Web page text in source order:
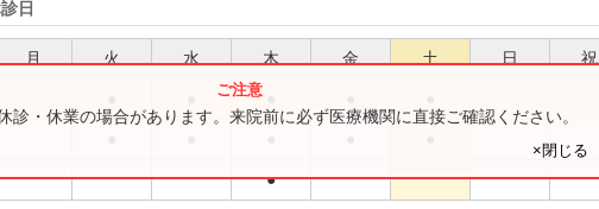
日
月 火 水 木 金 土 日 祝
●
診・休業の場合があります。来院前に必ず医療機関に直接ご確認ください。
×閉じる